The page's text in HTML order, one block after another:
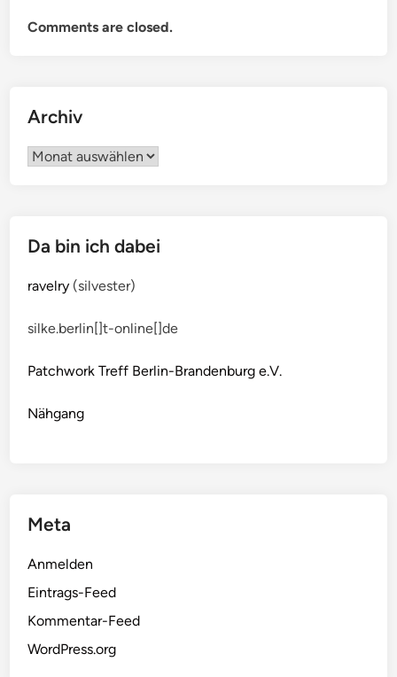
Comments are closed.
Archiv
Archiv
Da bin ich dabei
ravelry (silvester)
silke.berlin[]t-online[]de
Patchwork Treff Berlin-Brandenburg e.V.
Nähgang
Meta
Anmelden
Eintrags-Feed
Kommentar-Feed
WordPress.org